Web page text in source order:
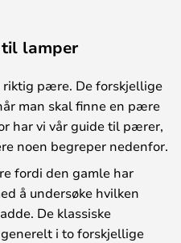
lamper
pære. De forskjellige
man skal finne en pære
har vi vår guide til pærer,
noen begreper nedenfor.
fordi den gamle har
å undersøke hvilken
De klassiske
i to forskjellige